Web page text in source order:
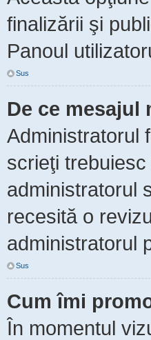
finalizării şi
Panoul
Sus
De ce mesajul
Administratorul
scrieţi
administratorul
recesită o
administratorul
Sus
Cum îmi
În momentul